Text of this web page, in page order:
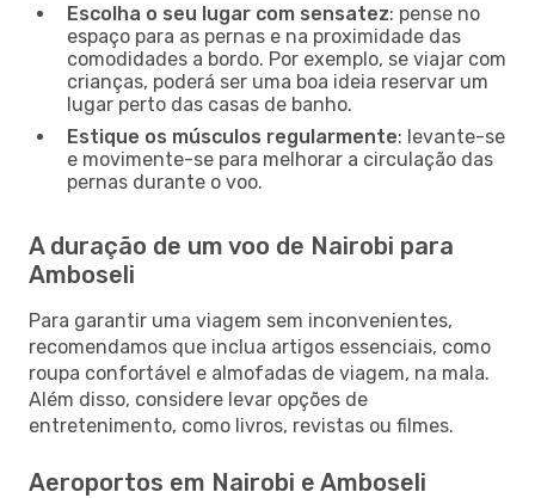
Escolha o seu lugar com sensatez: pense no
espaço para as pernas e na proximidade das
comodidades a bordo. Por exemplo, se viajar com
crianças, poderá ser uma boa ideia reservar um
lugar perto das casas de banho.
Estique os músculos regularmente: levante-se
e movimente-se para melhorar a circulação das
pernas durante o voo.
A duração de um voo de Nairobi para
Amboseli
Para garantir uma viagem sem inconvenientes,
recomendamos que inclua artigos essenciais, como
roupa confortável e almofadas de viagem, na mala.
Além disso, considere levar opções de
entretenimento, como livros, revistas ou filmes.
Aeroportos em Nairobi e Amboseli